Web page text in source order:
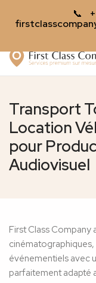
📞
Transport
Location
pour
Audiovisuel
First Class
événementiels avec
parfaitement adapté